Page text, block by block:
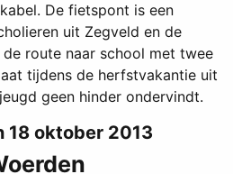
De fietspont is een
uit Zegveld en de
route naar school met twee
tijdens de herfstvakantie uit
geen hinder ondervindt.
18 oktober 2013